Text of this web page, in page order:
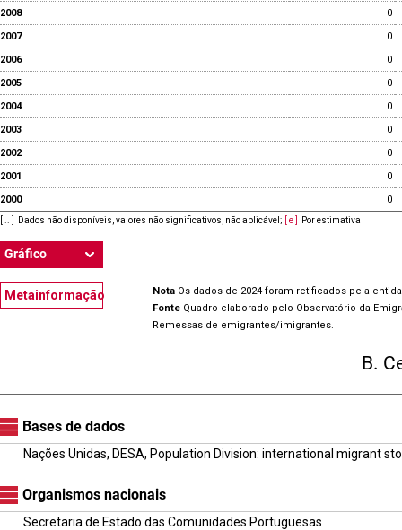
2008
0
2007
0
2006
0
2005
0
2004
0
2003
0
2002
0
2001
0
2000
0
Dados não disponíveis, valores não significativos, não aplicável ; [ e ] Por estimativa
Gráfico
Metainformação Nota Os dados de 2024 foram retificados pela
Fonte Quadro elaborado pelo Observatório da
Remessas de emigrantes/imigrantes.
B.
Bases de dados
Nações Unidas, DESA, Population Division: international migrant
Organismos nacionais
Secretaria de Estado das Comunidades Portuguesas